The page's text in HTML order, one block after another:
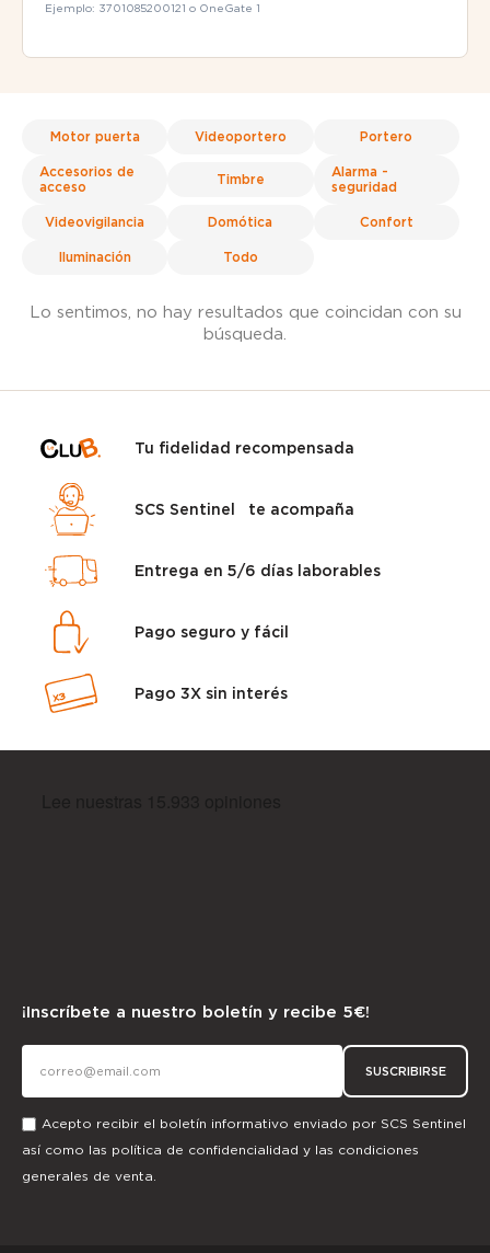
Ejemplo: 3701085200121 o OneGate 1
Motor puerta Videoportero Portero
Accesorios de
acceso
Timbre
Alarma -
seguridad
Videovigilancia Domótica Confort
Iluminación Todo
Lo sentimos, no hay resultados que coincidan con su
búsqueda.
Tu fidelidad recompensada
SCS Sentinel te acompaña
Entrega en 5/6 días laborables
Pago seguro y fácil
Pago 3X sin interés
¡Inscríbete a nuestro boletín y recibe 5€!
SUSCRIBIRSE
Acepto recibir el boletín informativo enviado por SCS Sentinel
así como las política de confidencialidad y las condiciones
generales de venta.